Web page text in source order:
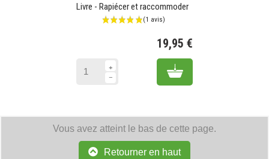
(1 avis)
Livre - Rapiécer et raccommoder
19,95 €
Add to cart
Vous avez atteint le bas de cette page.
Retourner en haut